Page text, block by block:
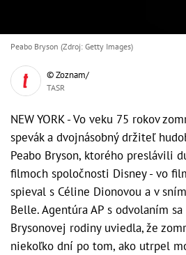
Peabo Bryson (Zdroj: Getty Images)
© Zoznam/
TASR
NEW YORK - Vo veku 75 rokov
spevák a dvojnásobný držiteľ
Peabo Bryson, ktorého preslávili
filmoch spoločnosti Disney - vo
spieval s Céline Dionovou a v
Belle. Agentúra AP s odvolaním
Brysonovej rodiny uviedla, že
niekoľko dní po tom, ako utrpel